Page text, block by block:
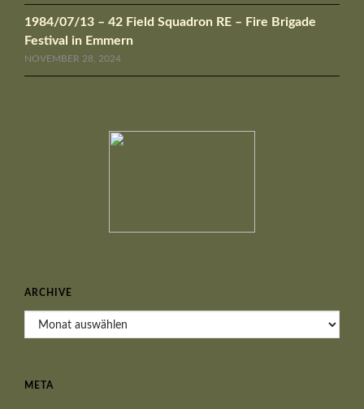
1984/07/13 – 42 Field Squadron RE – Fire Brigade
Festival in Emmern
NOVEMBER 28, 2024
ARCHIVE
Archive
META